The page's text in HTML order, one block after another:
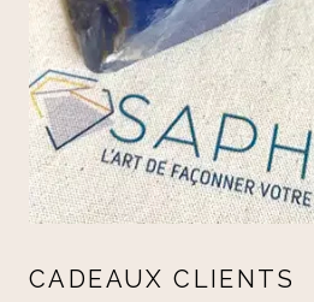
CADEAUX CLIENTS